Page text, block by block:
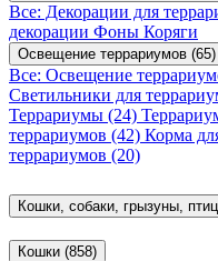
Все: Декорации для
декорации Фоны Коряги
Освещение террариумов (65)
Все: Освещение
Светильники для
Террариумы (24)
террариумов (42) Корма
террариумов (20)
Кошки, собаки, грызуны,
Кошки (858)